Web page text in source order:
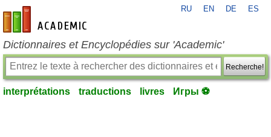
fr-academic.com
RU EN DE ES
Dictionnaires et Encyclopédies sur 'Academic'
Recherche!
interprétations traductions livres Игры ⚽